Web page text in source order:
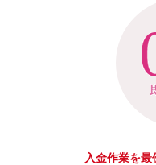
入金作業を最